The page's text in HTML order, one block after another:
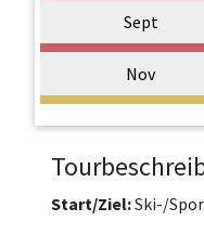
Sept
Nov
Start/Ziel:Ski-/